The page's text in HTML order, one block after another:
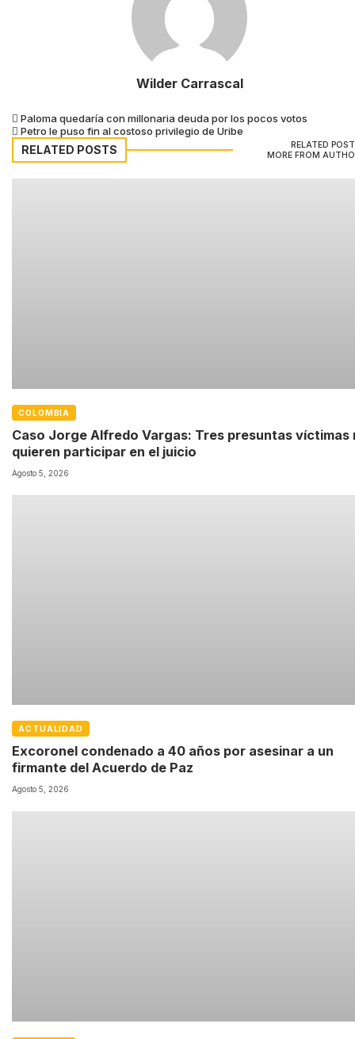
Wilder Carrascal
Paloma quedaría con millonaria deuda por los pocos votos
Petro le puso fin al costoso privilegio de Uribe
RELATED POSTS
RELATED
MORE FROM
COLOMBIA
Caso Jorge Alfredo Vargas: Tres presuntas víctimas
quieren participar en el juicio
Agosto 5, 2026
ACTUALIDAD
Excoronel condenado a 40 años por asesinar a un
firmante del Acuerdo de Paz
Agosto 5, 2026